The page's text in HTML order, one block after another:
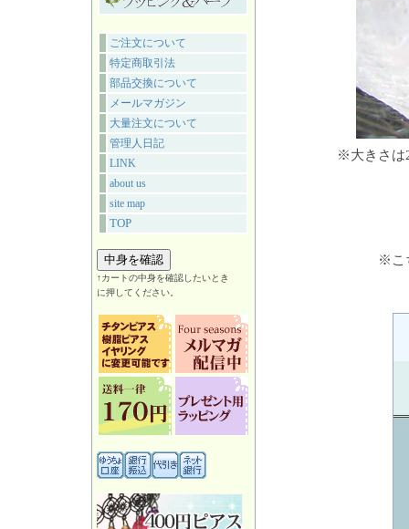
ご注文について
特定商取引法
部品交換について
メールマガジン
大量注文について
管理人日記
LINK
about us
site map
TOP
↑カートの中身を確認したいとき
に押してください。
※大きさは
※こ